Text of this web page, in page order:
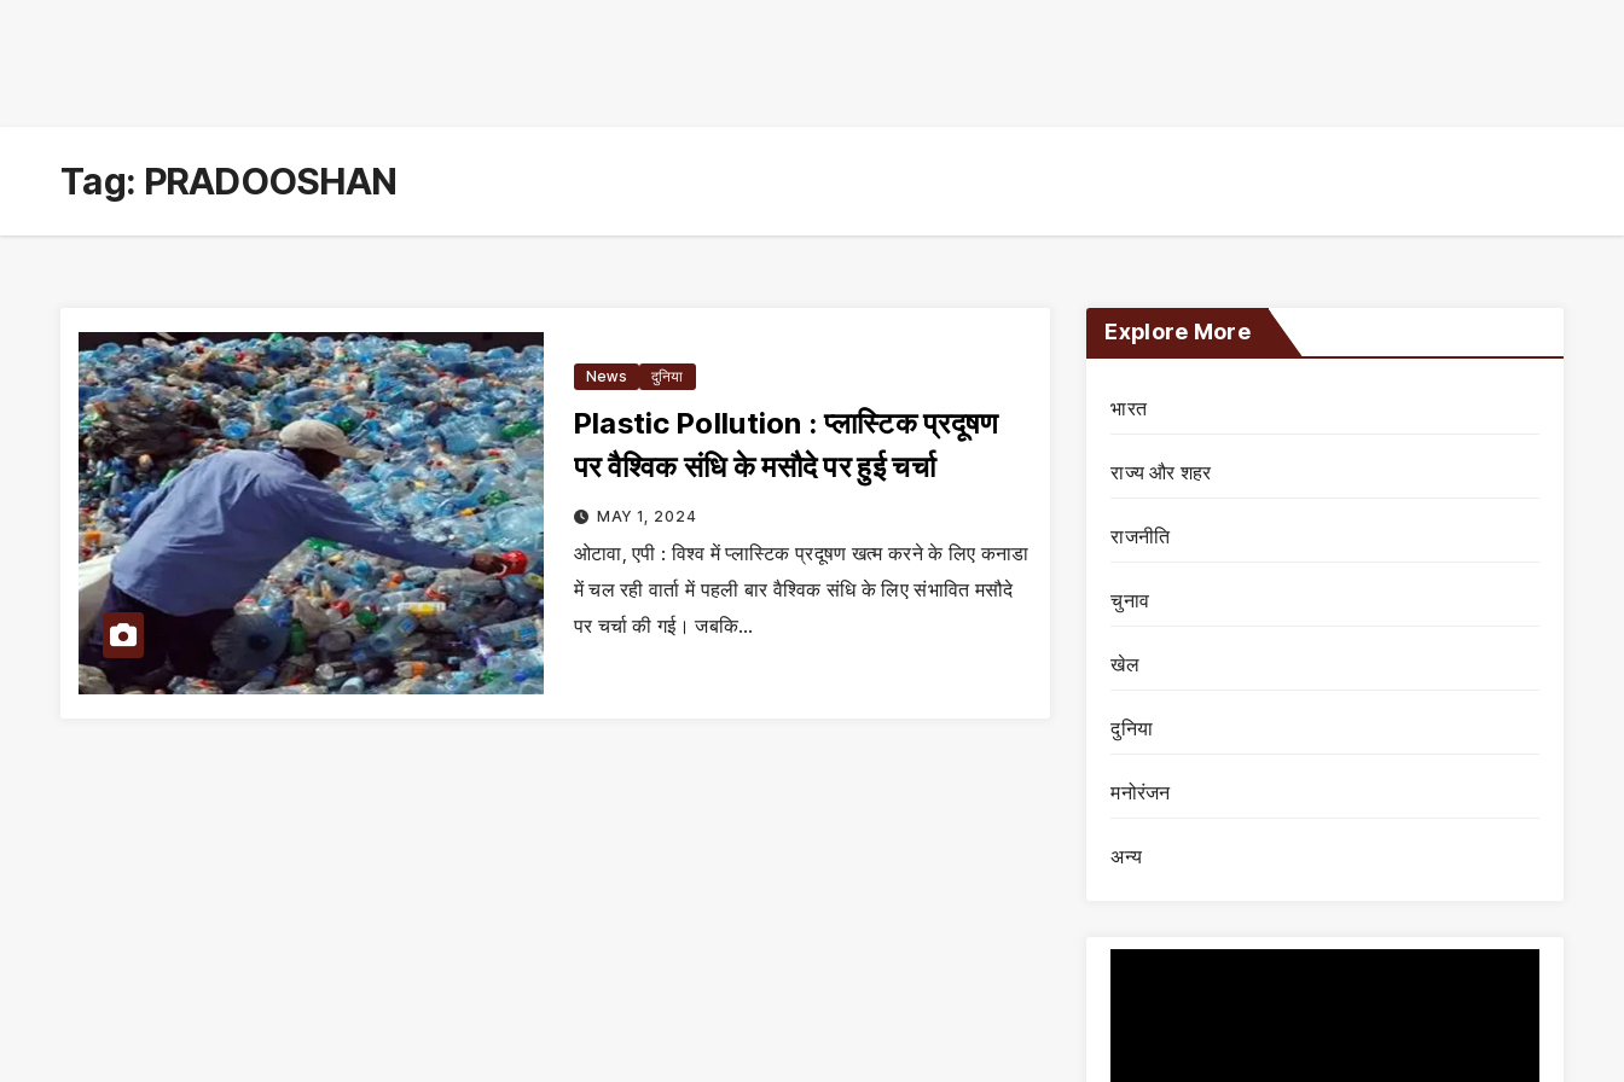
Tag: PRADOOSHAN
News दुनिया
Plastic Pollution : प्लास्टिक प्रदूषण
पर वैश्विक संधि के मसौदे पर हुई चर्चा
MAY 1, 2024
ओटावा, एपी : विश्व में प्लास्टिक प्रदूषण खत्म करने के लिए कनाडा
में चल रही वार्ता में पहली बार वैश्विक संधि के लिए संभावित मसौदे
पर चर्चा की गई। जबकि…
Explore More
भारत
राज्य और शहर
राजनीति
चुनाव
खेल
दुनिया
मनोरंजन
अन्य